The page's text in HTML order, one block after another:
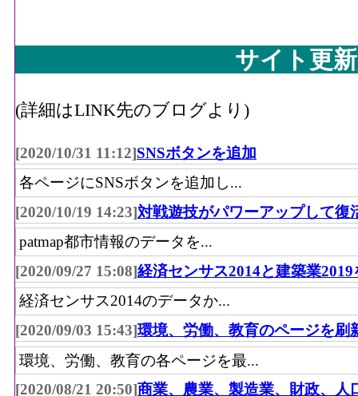
サイト更
(詳細はLINK先のブログより)
[2020/10/31 11:12]SNSボタンを追加
各ページにSNSボタンを追加し...
[2020/10/19 14:23]対戦遊技がパワーアップして復
patmap都市情報のデータを...
[2020/09/27 15:08]経済センサス2014と建築業2019
経済センサス2014のデータか...
[2020/09/03 15:43]環境、労働、教育のページを刷
環境、労働、教育の各ページを最...
[2020/08/21 20:50]商業、農業、製造業、財政、人